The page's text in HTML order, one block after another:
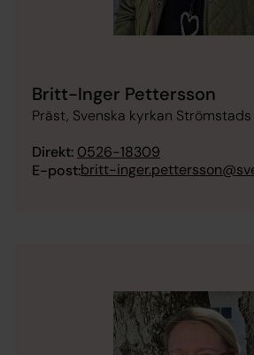
Britt-Inger Pettersson
Präst, Svenska kyrkan
Direkt: 0526-18309
E-post:britt-